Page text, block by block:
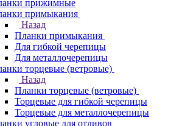
прижимные
примыкания
Назад
Планки примыкания
Для гибкой черепицы
Для металлочерепицы
торцевые (ветровые)
Назад
Планки торцевые (ветровые)
Торцевые для гибкой черепицы
Торцевые для металлочерепицы
угловые для отливов